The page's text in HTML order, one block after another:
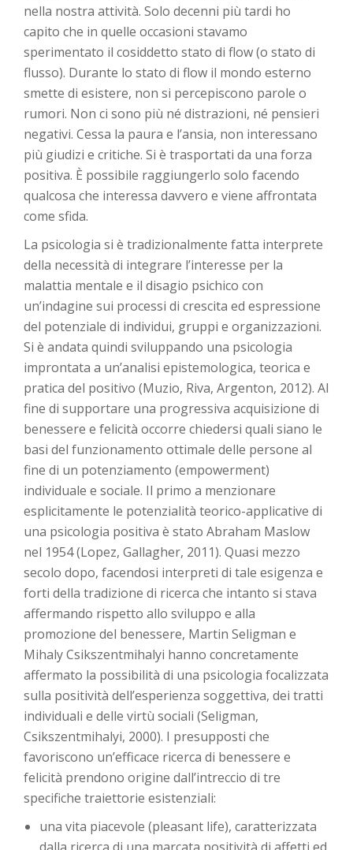
nella nostra attività. Solo decenni più tardi ho
capito che in quelle occasioni stavamo
sperimentato il cosiddetto stato di flow (o stato di
flusso). Durante lo stato di flow il mondo esterno
smette di esistere, non si percepiscono parole o
rumori. Non ci sono più né distrazioni, né pensieri
negativi. Cessa la paura e l’ansia, non interessano
più giudizi e critiche. Si è trasportati da una forza
positiva. È possibile raggiungerlo solo facendo
qualcosa che interessa davvero e viene affrontata
come sfida.
La psicologia si è tradizionalmente fatta interprete
della necessità di integrare l’interesse per la
malattia mentale e il disagio psichico con
un’indagine sui processi di crescita ed espressione
del potenziale di individui, gruppi e organizzazioni.
Si è andata quindi sviluppando una psicologia
improntata a un’analisi epistemologica, teorica e
pratica del positivo (Muzio, Riva, Argenton, 2012). Al
fine di supportare una progressiva acquisizione di
benessere e felicità occorre chiedersi quali siano le
basi del funzionamento ottimale delle persone al
fine di un potenziamento (empowerment)
individuale e sociale. Il primo a menzionare
esplicitamente le potenzialità teorico-applicative di
una psicologia positiva è stato Abraham Maslow
nel 1954 (Lopez, Gallagher, 2011). Quasi mezzo
secolo dopo, facendosi interpreti di tale esigenza e
forti della tradizione di ricerca che intanto si stava
affermando rispetto allo sviluppo e alla
promozione del benessere, Martin Seligman e
Mihaly Csikszentmihalyi hanno concretamente
affermato la possibilità di una psicologia focalizzata
sulla positività dell’esperienza soggettiva, dei tratti
individuali e delle virtù sociali (Seligman,
Csikszentmihalyi, 2000). I presupposti che
favoriscono un’efficace ricerca di benessere e
felicità prendono origine dall’intreccio di tre
specifiche traiettorie esistenziali:
una vita piacevole (pleasant life), caratterizzata